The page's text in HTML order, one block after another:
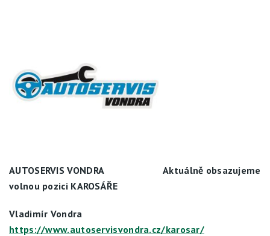
AUTOSERVIS VONDRA Aktuálně obsazujeme
volnou pozici KAROSÁŘE
Vladimír Vondra
https://www.autoservisvondra.cz/karosar/